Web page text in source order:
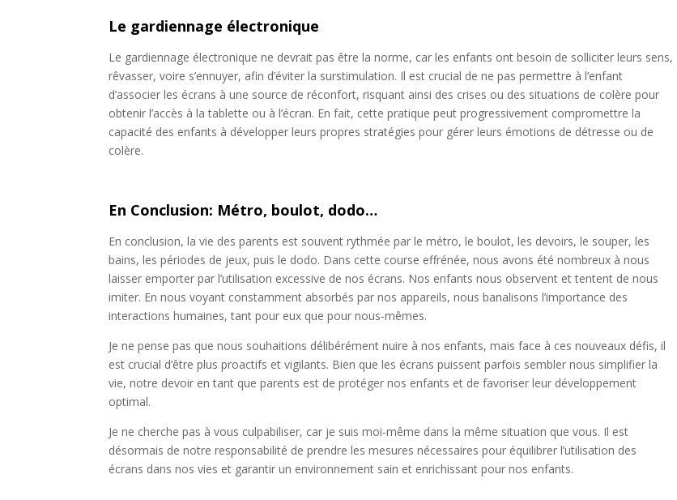
Le gardiennage électronique
Le gardiennage électronique ne devrait pas être la norme, car les enfants ont besoin de solliciter leurs sens,
rêvasser, voire s’ennuyer, afin d’éviter la surstimulation. Il est crucial de ne pas permettre à l’enfant
d’associer les écrans à une source de réconfort, risquant ainsi des crises ou des situations de colère pour
obtenir l’accès à la tablette ou à l’écran. En fait, cette pratique peut progressivement compromettre la
capacité des enfants à développer leurs propres stratégies pour gérer leurs émotions de détresse ou de
colère.
En Conclusion: Métro, boulot, dodo…
En conclusion, la vie des parents est souvent rythmée par le métro, le boulot, les devoirs, le souper, les
bains, les périodes de jeux, puis le dodo. Dans cette course effrénée, nous avons été nombreux à nous
laisser emporter par l’utilisation excessive de nos écrans. Nos enfants nous observent et tentent de nous
imiter. En nous voyant constamment absorbés par nos appareils, nous banalisons l’importance des
interactions humaines, tant pour eux que pour nous-mêmes.
Je ne pense pas que nous souhaitions délibérément nuire à nos enfants, mais face à ces nouveaux défis, il
est crucial d’être plus proactifs et vigilants. Bien que les écrans puissent parfois sembler nous simplifier la
vie, notre devoir en tant que parents est de protéger nos enfants et de favoriser leur développement
optimal.
Je ne cherche pas à vous culpabiliser, car je suis moi-même dans la même situation que vous. Il est
désormais de notre responsabilité de prendre les mesures nécessaires pour équilibrer l’utilisation des
écrans dans nos vies et garantir un environnement sain et enrichissant pour nos enfants.